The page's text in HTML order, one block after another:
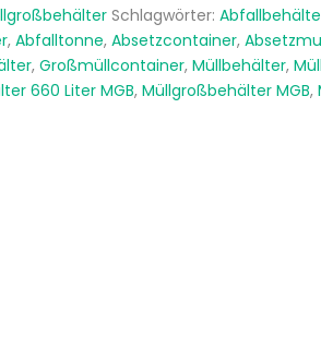
Schlagwörter:
, Abfalltonne, Absetzcontainer,
, Großmüllcontainer, Müllbehälter,
660 Liter MGB, Müllgroßbehälter MGB,